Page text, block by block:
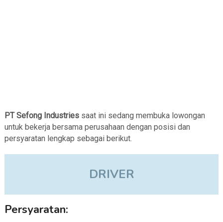
PT Sefong Industries saat ini sedang membuka lowongan
untuk bekerja bersama perusahaan dengan posisi dan
persyaratan lengkap sebagai berikut.
DRIVER
Persyaratan: